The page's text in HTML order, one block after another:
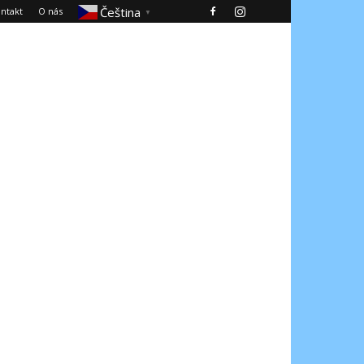
O nás Čeština‎ ▼